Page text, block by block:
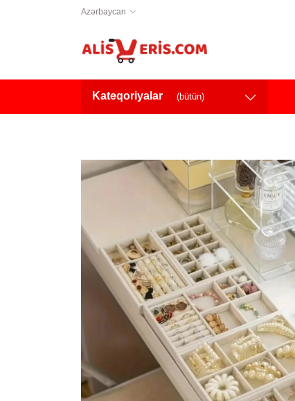
Azərbaycan
Kateqoriyalar (bütün)